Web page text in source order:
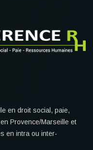
en droit social, paie,
Provence/Marseille et
en intra ou inter-